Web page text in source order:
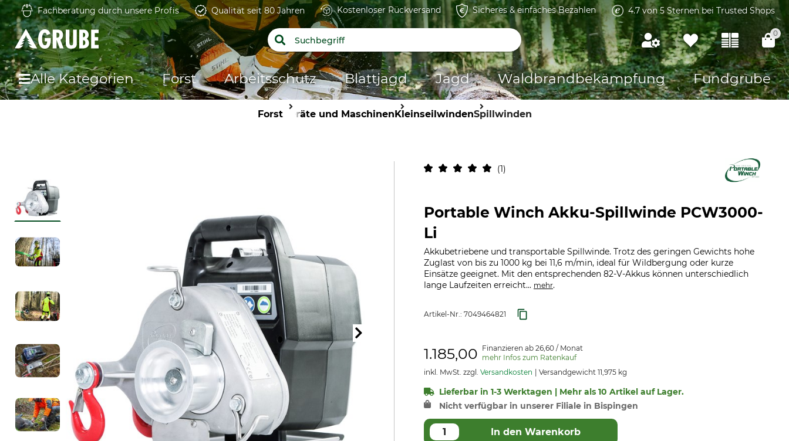
Fachberatung durch unsere Profis Qualität seit 80 Jahren Kostenloser Rückversand Sicheres & einfaches Bezahlen 4.7 von 5 Sternen bei Trusted Shops
0
Alle Kategorien Forst Arbeitsschutz Blattjagd Jagd Waldbrandbekämpfung Fundgrube
ForstGeräte und MaschinenKleinseilwindenSpillwinden
1
Portable Winch Akku-Spillwinde PCW3000-
Li
Akkubetriebene und transportable Spillwinde. Trotz des geringen Gewichts hohe
Zuglast von bis zu 1000 kg bei 11,6 m/min, ideal für Wildbergung oder kurze
Einsätze geeignet. Mit den entsprechenden 82-V-Akkus können unterschiedlich
lange Laufzeiten erreicht... mehr.
Artikel-Nr.: 7049464821
1.185,00 Finanzieren ab 26,60 / Monat
mehr Infos zum Ratenkauf
inkl. MwSt. zzgl. Versandkosten Versandgewicht 11,975 kg
Lieferbar in 1-3 Werktagen | Mehr als 10 Artikel auf Lager.
Nicht verfügbar in unserer Filiale in Bispingen
In den Warenkorb